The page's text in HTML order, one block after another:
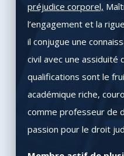
préjudice corporel,
l’engagement et la
il conjugue une
civil avec une assiduité
qualifications sont le
académique riche,
comme professeur de
passion pour le droit